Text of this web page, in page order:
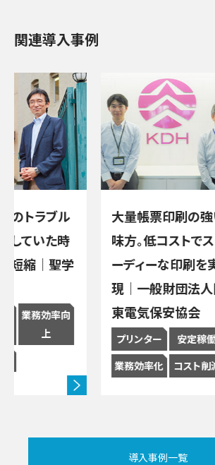
関連導入事例
トラブル
ていた時
縮｜聖学
業務効率向
大量帳票印刷の強い
味方。低コストでスピ
ーディーな印刷を実
現｜一般財団法人関
東電気保安協会
プリンター
安定稼働
業務効率化
コスト削減
導入事例一覧